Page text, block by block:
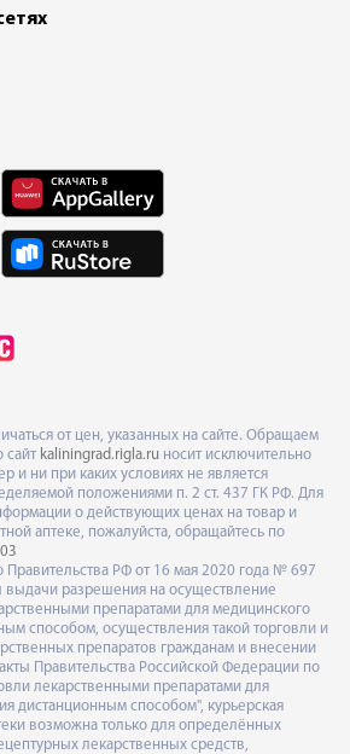
от цен, указанных на сайте. Обращаем
сайт kaliningrad.rigla.ru носит исключительно
и ни при каких условиях не является
положениями п. 2 ст. 437 ГК РФ. Для
о действующих ценах на товар и
аптеке, пожалуйста, обращайтесь по
Правительства РФ от 16 мая 2020 года № 697
разрешения на осуществление
препаратами для медицинского
способом, осуществления такой торговли и
препаратов гражданам и внесении
Правительства Российской Федерации по
лекарственными препаратами для
дистанционным способом", курьерская
возможна только для определённых
лекарственных средств,